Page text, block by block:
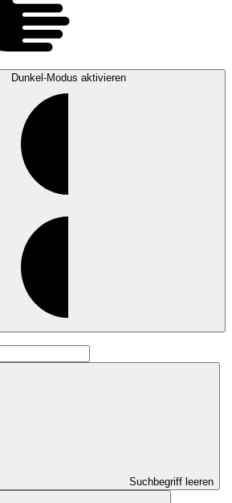
Dunkel-Modus aktivieren
Suchbegriff leeren